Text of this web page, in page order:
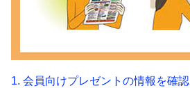
1. 会員向けプレゼントの情報を確認